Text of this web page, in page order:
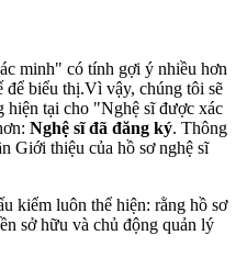
minh" có tính gợi ý nhiều hơn
để biểu thị.Vì vậy, chúng tôi sẽ
hiện tại cho "Nghệ sĩ được xác
Nghệ sĩ đã đăng ký. Thông
Giới thiệu của hồ sơ nghệ sĩ
kiểm luôn thể hiện: rằng hồ sơ
sở hữu và chủ động quản lý